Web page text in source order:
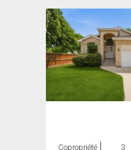
Copropriété
3